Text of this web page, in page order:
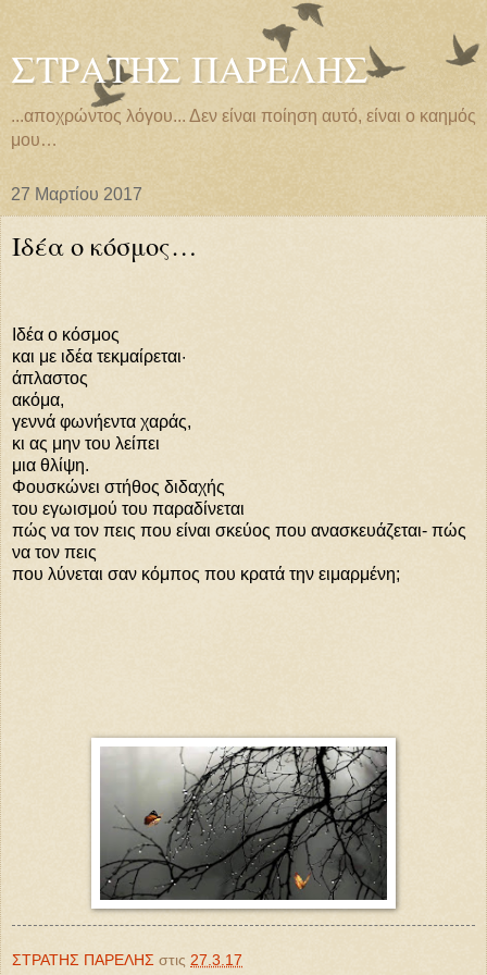
ΣΤΡΑΤΗΣ ΠΑΡΕΛΗΣ
...αποχρώντος λόγου... Δεν είναι ποίηση αυτό, είναι ο καημός
μου…
27 Μαρτίου 2017
Ιδέα ο κόσμος…
Ιδέα ο κόσμος
και με ιδέα τεκμαίρεται·
άπλαστος
ακόμα,
γεννά φωνήεντα χαράς,
κι ας μην του λείπει
μια θλίψη.
Φουσκώνει στήθος διδαχής
του εγωισμού του παραδίνεται
πώς να τον πεις που είναι σκεύος που ανασκευάζεται- πώς
να τον πεις
που λύνεται σαν κόμπος που κρατά την ειμαρμένη;
ΣΤΡΑΤΗΣ ΠΑΡΕΛΗΣ στις 27.3.17